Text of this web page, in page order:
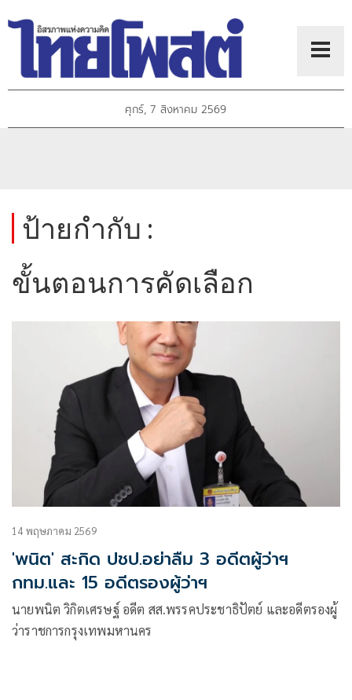
ศุกร์, 7 สิงหาคม 2569
ป้ายกำกับ :
ขั้นตอนการคัดเลือก
14 พฤษภาคม 2569
'พนิต' สะกิด ปชป.อย่าลืม 3 อดีตผู้ว่าฯ
กทม.และ 15 อดีตรองผู้ว่าฯ
นายพนิต วิกิตเศรษฐ์ อดีต สส.พรรคประชาธิปัตย์ และอดีตรองผู้
ว่าราชการกรุงเทพมหานคร